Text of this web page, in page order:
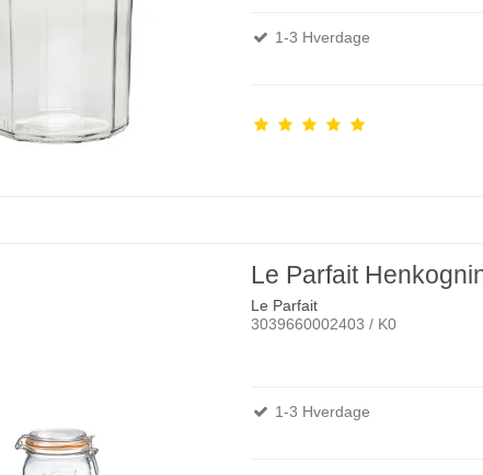
1-3 Hverdage
Le Parfait
Le Parfait
3039660002403 / K0
1-3 Hverdage